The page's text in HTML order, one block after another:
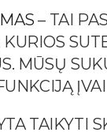
– TAI
MŪSŲ
TAIKYTI